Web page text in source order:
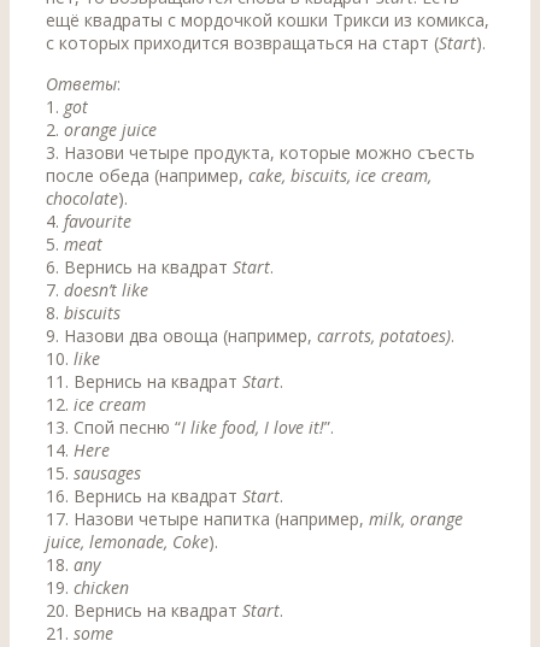
ещё квадраты с мордочкой кошки Трикси из комикса,
с которых приходится возвращаться на старт (Start).
Ответы:
1. got
2. orange juice
3. Назови четыре продукта, которые можно съесть
после обеда (например, cake, biscuits, ice cream,
chocolate).
4. favourite
5. meat
6. Вернись на квадрат Start.
7. doesn’t like
8. biscuits
9. Назови два овоща (например, carrots, potatoes).
10. like
11. Вернись на квадрат Start.
12. ice cream
13. Спой песню “I like food, I love it!”.
14. Here
15. sausages
16. Вернись на квадрат Start.
17. Назови четыре напитка (например, milk, orange
juice, lemonade, Coke).
18. any
19. chicken
20. Вернись на квадрат Start.
21. some